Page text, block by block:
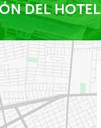
DEL HOTEL